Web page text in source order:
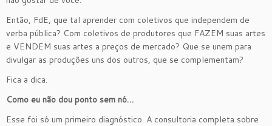
Então, FdE, que tal aprender com coletivos que independem de
verba pública? Com coletivos de produtores que FAZEM suas artes
e VENDEM suas artes a preços de mercado? Que se unem para
divulgar as produções uns dos outros, que se complementam?
Fica a dica.
Como eu não dou ponto sem nó…
Esse foi só um primeiro diagnóstico. A consultoria completa sobre